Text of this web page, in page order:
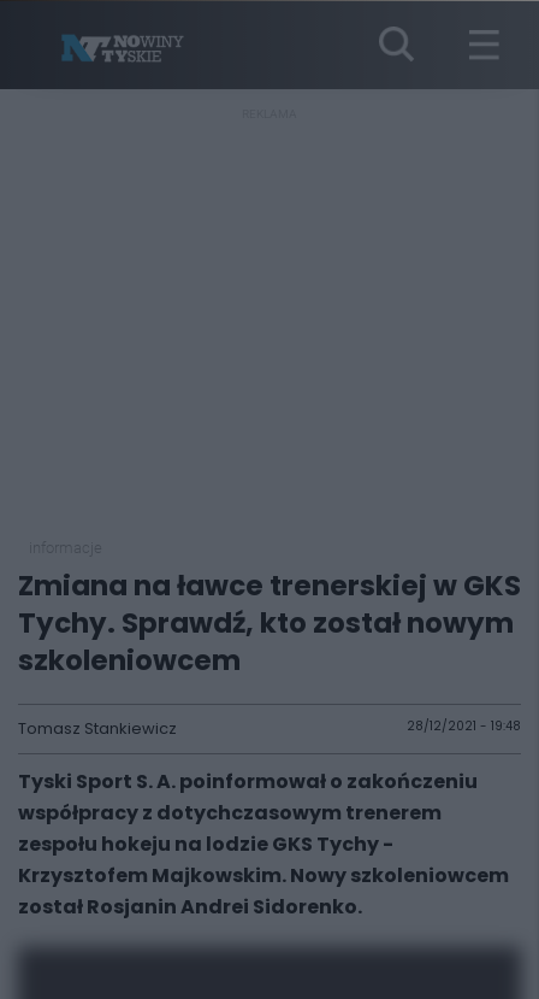
Zmiana na ławce trenerskiej w GKS
Tychy. Sprawdź, kto został nowym
szkoleniowcem
Tomasz Stankiewicz 28/12/2021 - 19:48
Tyski Sport S. A. poinformował o zakończeniu
współpracy z dotychczasowym trenerem
zespołu hokeju na lodzie GKS Tychy -
Krzysztofem Majkowskim. Nowy szkoleniowcem
został Rosjanin Andrei Sidorenko.